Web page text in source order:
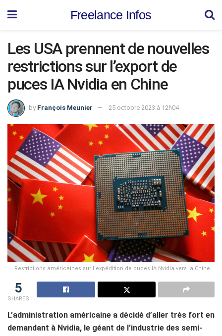
Freelance Infos
Les USA prennent de nouvelles
restrictions sur l’export de
puces IA Nvidia en Chine
by François Meunier 25 octobre 2023 à 12h04
Restrictions américaines sur l'expédition de puces IA Nvidia vers la Chine...
5
SHARES
L’administration américaine a décidé d’aller très fort en
demandant à Nvidia, le géant de l’industrie des semi-